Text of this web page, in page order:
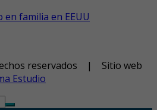
en familia en EEUU
reservados | Sitio web
Estudio